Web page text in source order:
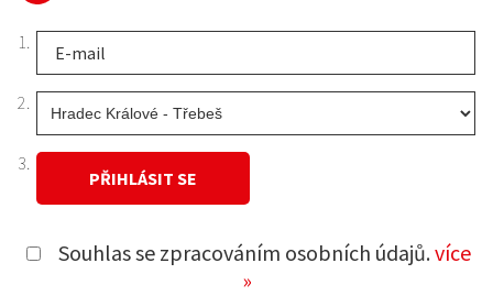
1.
2.
3.
Souhlas se zpracováním osobních údajů.více
»